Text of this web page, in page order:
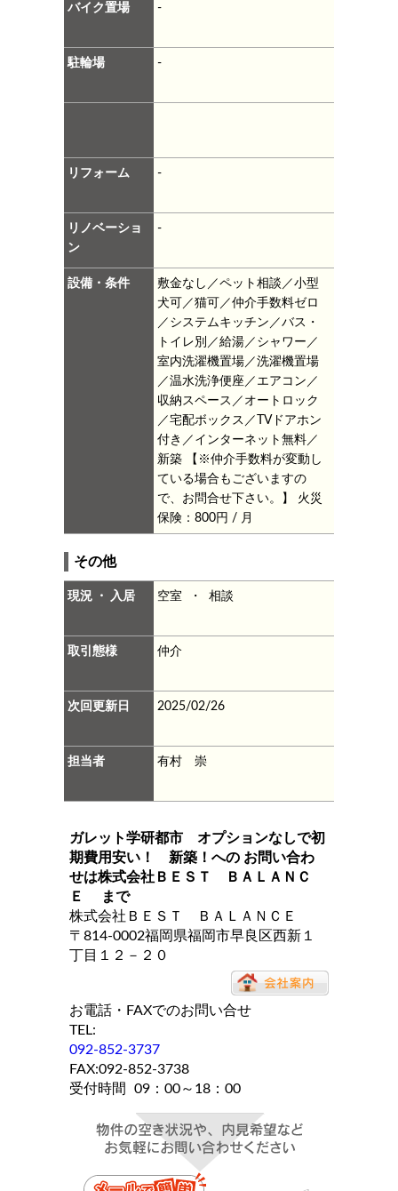
バイク置場 -
駐輪場 -
リフォーム -
リノベーショ
ン
-
設備・条件
敷金なし／ペット相談／小型
犬可／猫可／仲介手数料ゼロ
／システムキッチン／バス・
トイレ別／給湯／シャワー／
室内洗濯機置場／洗濯機置場
／温水洗浄便座／エアコン／
収納スペース／オートロック
／宅配ボックス／TVドアホン
付き／インターネット無料／
新築
【※仲介手数料が変動し
ている場合もございますの
で、お問合せ下さい。】
火災
保険：800円 / 月
その他
現況 ・ 入居 空室 ・ 相談
取引態様 仲介
次回更新日 2025/02/26
担当者 有村 崇
ガレット学研都市 オプションなしで初
期費用安い！ 新築！への お問い合わ
せは株式会社ＢＥＳＴ ＢＡＬＡＮＣ
Ｅ
まで
株式会社ＢＥＳＴ ＢＡＬＡＮＣＥ
〒814-0002福岡県福岡市早良区西新１
丁目１２－２０
お電話・FAXでのお問い合せ
TEL:
092-852-3737
FAX:092-852-3738
受付時間
09：00～18：00